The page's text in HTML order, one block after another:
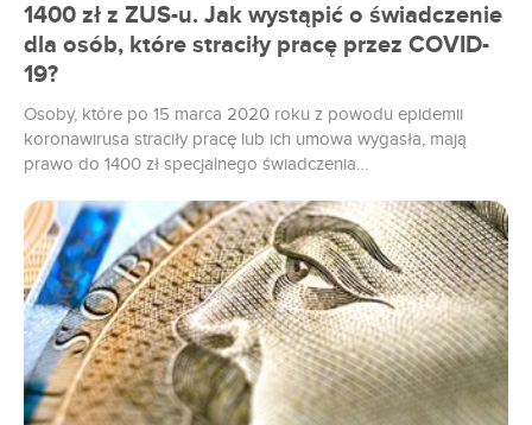
1400 zł z ZUS-u. Jak wystąpić o świadczenie
dla osób, które straciły pracę przez COVID-
19?
Osoby, które po 15 marca 2020 roku z powodu epidemii
koronawirusa straciły pracę lub ich umowa wygasła, mają
prawo do 1400 zł specjalnego świadczenia
bezrobotnych będzie wypłacany przez trzy miesiące. Wnioski
są przyjmowane tylko elektronicznie przez platformę PUE
ZUS. Dodatek solidarnościowy wynosi 1400 zł miesięcznie i
przysługuje od 1 czerwca...